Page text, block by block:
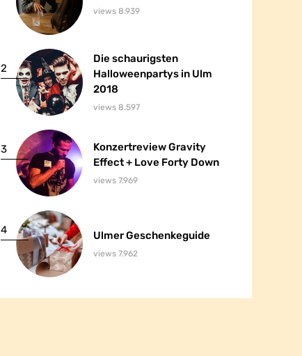
views 8.939
2
Die schaurigsten
Halloweenpartys in Ulm
2018
Die schaurigsten
Halloweenpartys in Ulm
2018
views 8.597
3
Konzertreview Gravity
Effect + Love Forty Down
Konzertreview Gravity
Effect + Love Forty Down
views 7.969
4 Ulmer Geschenkeguide
Ulmer Geschenkeguide
views 7.962